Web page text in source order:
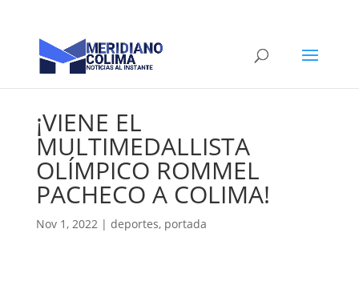
¡VIENE EL
MULTIMEDALLISTA
OLÍMPICO ROMMEL
PACHECO A COLIMA!
Nov 1, 2022| deportes, portada